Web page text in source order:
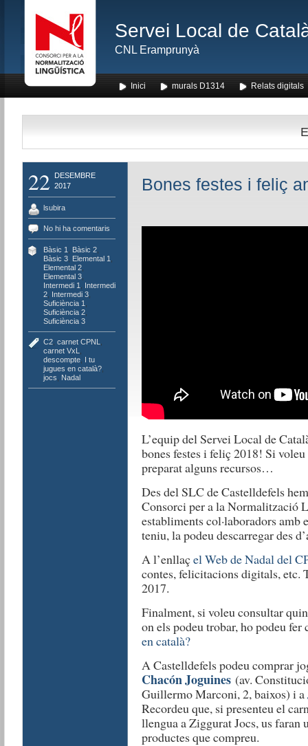
Servei Local de
CNL Eramprunyà
Inici murals D1314 Relats digitals
22
DESEMBRE
2017
lsubira
No hi ha comentaris
Bàsic 1 Bàsic 2,
Bàsic 3, Elemental 1
Elemental 2,
Elemental 3,
Intermedi 1
Intermedi
2, Intermedi 3,
Suficiència 1
Suficiència 2,
Suficiència 3
C2, carnet CPNL
carnet VxL
descompte, I tu
jugues en català?,
jocs
Nadal
Bones festes i feliç
L’equip del Servei Local de
bones festes i feliç 2018! Si
preparat alguns recursos…
Des del SLC de Castelldefels
Consorci per a la Normalització
establiments col·laboradors
teniu, la podeu descarregar des
A l’enllaçel Web de Nadal del
contes, felicitacions digitals, etc.
2017.
Finalment, si voleu consultar
on els podeu trobar, ho podeu
en català?
A Castelldefels podeu comprar
Chacón Joguines(av.
Guillermo Marconi, 2, baixos) i a
Recordeu que, si presenteu el
llengua a Ziggurat Jocs, us faran
productes que compreu.